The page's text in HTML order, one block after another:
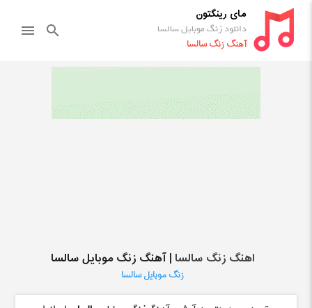
مای رینگتون
دانلود زنگ موبایل سالسا
آهنگ زنگ سالسا
search
menu
اهنگ زنگ سالسا | آهنگ زنگ موبایل سالسا
زنگ موبایل سالسا